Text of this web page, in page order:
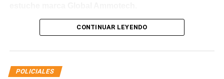
Tras el hallazgo, se dio intervención a la Fiscalía N° 6,
calidad de secuestro y queden a disposición de la
CONTINUAR LEYENDO
POLICIALES